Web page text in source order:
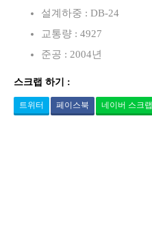
설계하중 : DB-24
교통량 : 4927
준공 : 2004년
스크랩 하기 :
트위터 페이스북 네이버 스크랩